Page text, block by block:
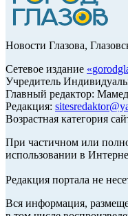
Новости Глазова,
Сетевое издание «
Учредитель
Главный редактор:
Редакция:
Возрастная категория
При частичном или
использовании в
Редакция портала не
Вся информация,